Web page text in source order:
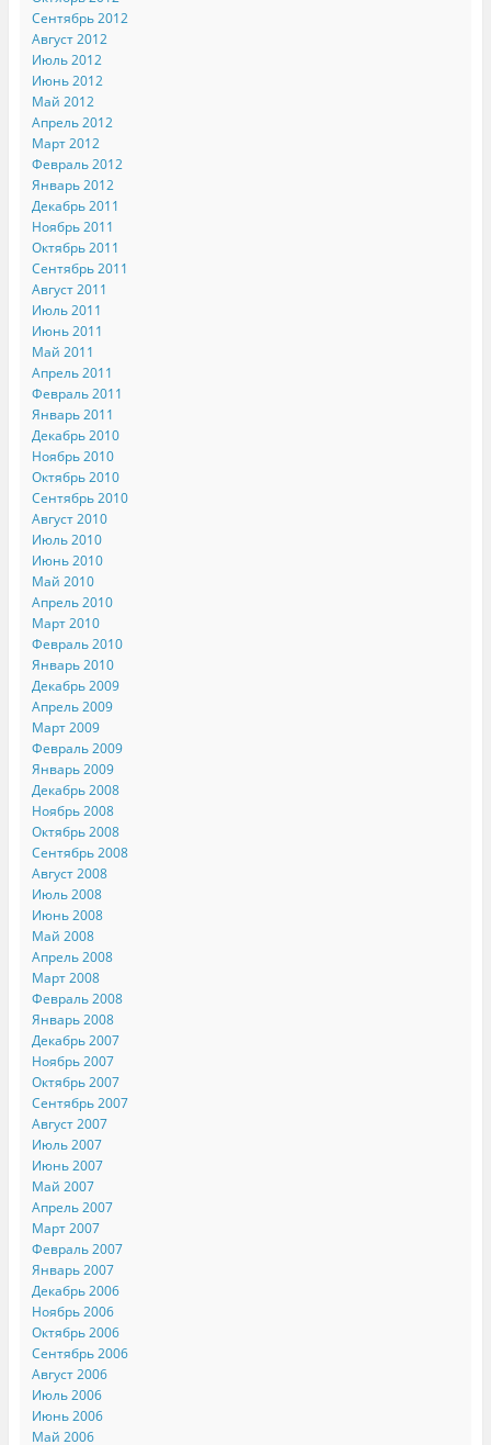
Сентябрь 2012
Август 2012
Июль 2012
Июнь 2012
Май 2012
Апрель 2012
Март 2012
Февраль 2012
Январь 2012
Декабрь 2011
Ноябрь 2011
Октябрь 2011
Сентябрь 2011
Август 2011
Июль 2011
Июнь 2011
Май 2011
Апрель 2011
Февраль 2011
Январь 2011
Декабрь 2010
Ноябрь 2010
Октябрь 2010
Сентябрь 2010
Август 2010
Июль 2010
Июнь 2010
Май 2010
Апрель 2010
Март 2010
Февраль 2010
Январь 2010
Декабрь 2009
Апрель 2009
Март 2009
Февраль 2009
Январь 2009
Декабрь 2008
Ноябрь 2008
Октябрь 2008
Сентябрь 2008
Август 2008
Июль 2008
Июнь 2008
Май 2008
Апрель 2008
Март 2008
Февраль 2008
Январь 2008
Декабрь 2007
Ноябрь 2007
Октябрь 2007
Сентябрь 2007
Август 2007
Июль 2007
Июнь 2007
Май 2007
Апрель 2007
Март 2007
Февраль 2007
Январь 2007
Декабрь 2006
Ноябрь 2006
Октябрь 2006
Сентябрь 2006
Август 2006
Июль 2006
Июнь 2006
Май 2006